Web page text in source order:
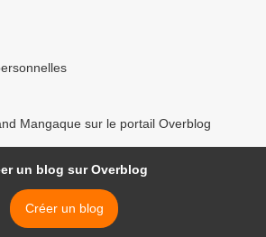
Mangaque sur le portail Overblog
un blog sur Overblog
Créer un blog